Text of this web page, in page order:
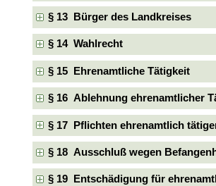
§ 13 Bürger des Landkreises
§ 14 Wahlrecht
§ 15 Ehrenamtliche Tätigkeit
§ 16 Ablehnung ehrenamtlicher
§ 17 Pflichten ehrenamtlich
§ 18 Ausschluß wegen
§ 19 Entschädigung für